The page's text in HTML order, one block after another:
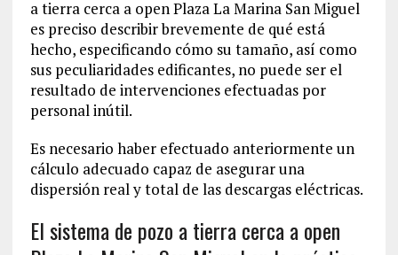
a tierra cerca a open Plaza La Marina San Miguel
es preciso describir brevemente de qué está
hecho, especificando cómo su tamaño, así como
sus peculiaridades edificantes, no puede ser el
resultado de intervenciones efectuadas por
personal inútil.
Es necesario haber efectuado anteriormente un
cálculo adecuado capaz de asegurar una
dispersión real y total de las descargas eléctricas.
El sistema de pozo a tierra cerca a open